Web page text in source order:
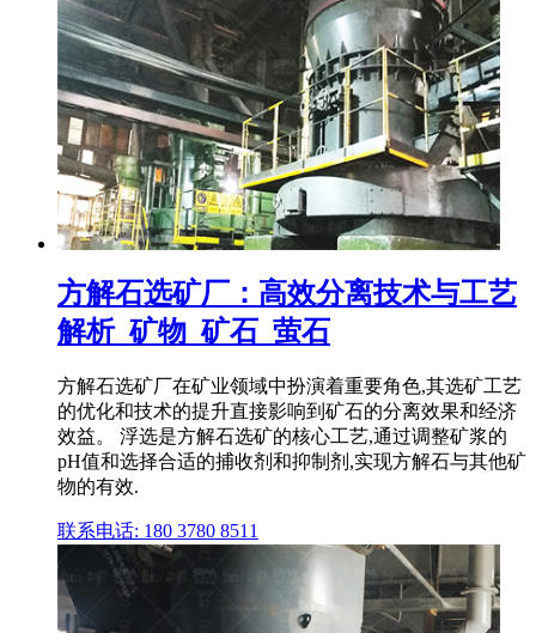
方解石选矿厂：高效分离技术与工艺
解析_矿物_矿石_萤石
方解石选矿厂在矿业领域中扮演着重要角色,其选矿工艺
的优化和技术的提升直接影响到矿石的分离效果和经济
效益。 浮选是方解石选矿的核心工艺,通过调整矿浆的
pH值和选择合适的捕收剂和抑制剂,实现方解石与其他矿
物的有效.
联系电话: 180 3780 8511